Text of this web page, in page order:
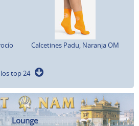
Calcetines Padu, Naranja OM
los top 24
Lounge